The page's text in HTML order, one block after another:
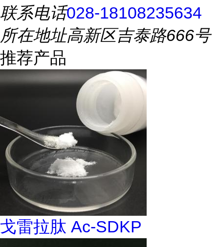
联系电话028-18108235634
所在地址高新区吉泰路666号
推荐产品
戈雷拉肽 Ac-SDKP